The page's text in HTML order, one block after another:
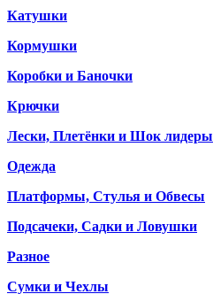
Катушки
Кормушки
Коробки и Баночки
Крючки
Лески, Плетёнки и Шок лидеры
Одежда
Платформы, Стулья и Обвесы
Подсачеки, Садки и Ловушки
Разное
Сумки и Чехлы